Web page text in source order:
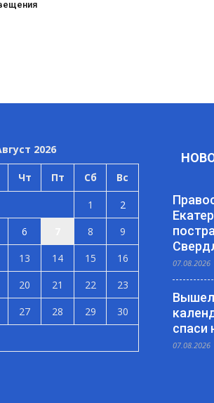
2026
Чт Пт Сб Вс
1
2
6 8
9
13 14 15
16
20 21 22
23
27 28 29
30
07.08.2026
Вышел
спаси
07.08.2026